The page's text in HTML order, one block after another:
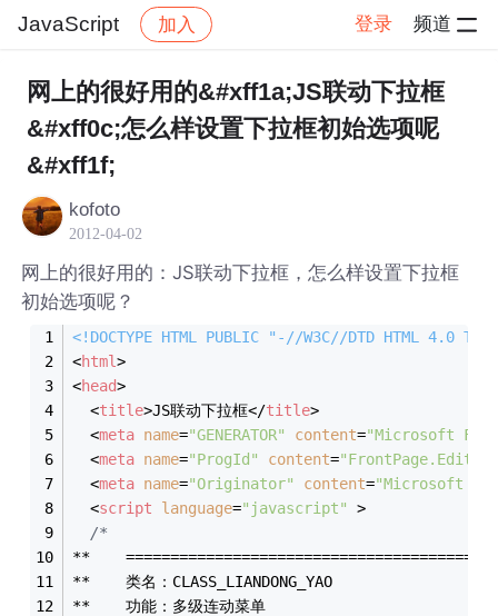
JavaScript 加入 登录 频道
社区 JavaScript 帖子详情
网上的很好用的&#xff1a;JS联动下拉框
&#xff0c;怎么样设置下拉框初始选项呢
&#xff1f;
kofoto
2012-04-02
网上的很好用的：JS联动下拉框，怎么样设置下拉框
初始选项呢？
<!DOCTYPE HTML PUBLIC
"-//W3C//DTD HTML 4.0
<html>
<head>
<title>JS联动下拉框</title>
<meta name="GENERATOR" content="Microsoft
<meta name="ProgId" content=
<meta name="Originator" content="Microsoft
<script language="javascript"
>
/*
**
**    类名：CLASS_LIANDONG_YAO
**    功能：多级连动菜单